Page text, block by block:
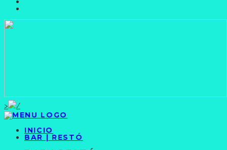
>
INICIO
BAR | RESTÓ